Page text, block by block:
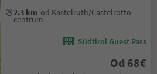
2.3 km od Kastelruth/Castelrotto
centrum
Südtirol Guest Pass
Od 68€